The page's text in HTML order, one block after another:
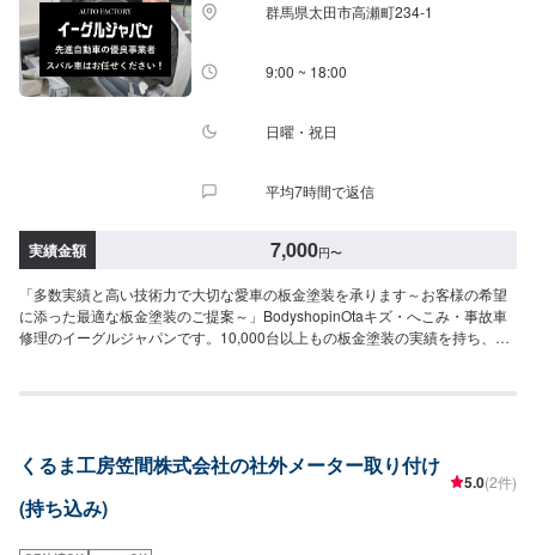
群馬県太田市高瀬町234-1
9:00 ~ 18:00
日曜・祝日
平均7時間で返信
実績金額 7,000円〜
「多数実績と高い技術力で大切な愛車の板金塗装を承ります～お客様の希望
に添った最適な板金塗装のご提案～」BodyshopinOtaキズ・へこみ・事故車
修理のイーグルジャパンです。10,000台以上もの板金塗装の実績を持ち、太
にお客様の大切な思い出を乗せた日常を彩る大切な相棒であり、熟練の職人
した上で、長年培った技術力を駆使して最適な方法のご提案をさせていただ
きます。スバル車に関しましては他社様でお断りされる様な内容でも承って
います。ぜひ、お問い合わせください！--------------------------------------------------
くるま工房笠間株式会社の社外メーター取り付け
(持ち込み)
5.0(2件)